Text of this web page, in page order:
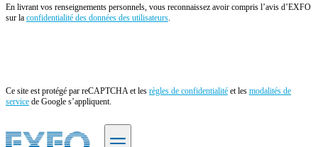
En livrant vos renseignements personnels, vous reconnaissez avoir compris l’avis d’EXFO
sur la confidentialité des données des utilisateurs.
Ce site est protégé par reCAPTCHA et les règles de confidentialité et les modalités de
service de Google s’appliquent.